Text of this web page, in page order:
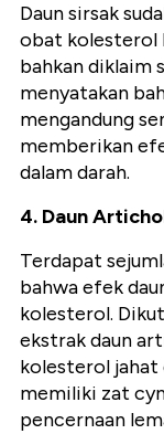
Daun sirsak
obat kolesterol
bahkan diklaim
menyatakan
mengandung
memberikan
dalam darah.
4. Daun
Terdapat
bahwa efek
kolesterol.
ekstrak daun
kolesterol
memiliki zat
pencernaan